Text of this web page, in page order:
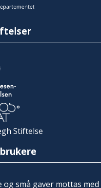
Stiftelse
og små gaver mottas med